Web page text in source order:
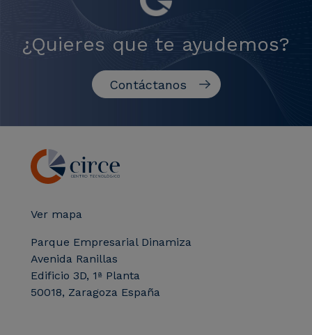
¿Quieres que te ayudemos?
Contáctanos
Ver mapa
Parque Empresarial Dinamiza
Avenida Ranillas
Edificio 3D, 1ª Planta
50018, Zaragoza España